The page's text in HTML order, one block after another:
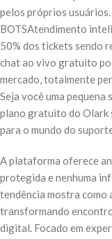
pelos próprios usuários.
BOTSAtendimento
50% dos tickets sendo
chat ao vivo gratuito
mercado, totalmente
Seja você uma pequena
plano gratuito do Olark
para o mundo do
A plataforma oferece
protegida e nenhuma
tendência mostra como
transformando
digital. Focado em